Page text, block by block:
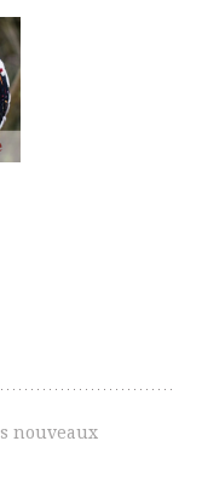
nouveaux